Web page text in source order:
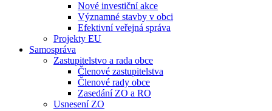
Nové investiční akce
Významné stavby v obci
Efektivní veřejná správa
Projekty EU
Samospráva
Zastupitelstvo a rada obce
Členové zastupitelstva
Členové rady obce
Zasedání ZO a RO
Usnesení ZO